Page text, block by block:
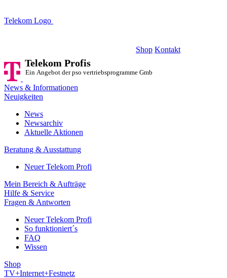
Telekom Logo
Shop Kontakt
Telekom Profis
Ein Angebot der pso vertriebsprogramme GmbH
News & Informationen
Neuigkeiten
News
Newsarchiv
Aktuelle Aktionen
Beratung & Ausstattung
Neuer Telekom Profi
Mein Bereich & Aufträge
Hilfe & Service
Fragen & Antworten
Neuer Telekom Profi
So funktioniert´s
FAQ
Wissen
Shop
TV+Internet+Festnetz